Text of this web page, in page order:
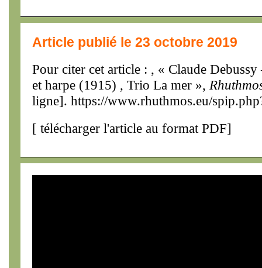
Article publié le 23 octobre 2019
Pour citer cet article : , « Claude
et harpe (1915) , Trio La mer »,
ligne]. https://www.rhuthmos.eu/
[ télécharger l'article au format PDF]